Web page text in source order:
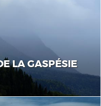
LA GASPÉSIE